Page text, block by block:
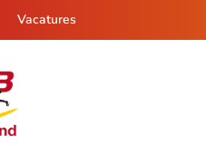
Vacatures